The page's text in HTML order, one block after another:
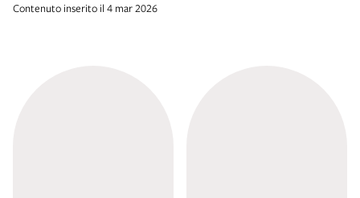
Contenuto inserito il 4 mar 2026